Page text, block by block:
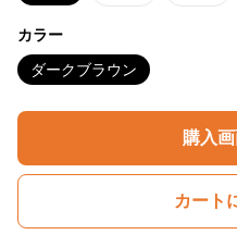
カラー
ダークブラウン
購入
カート